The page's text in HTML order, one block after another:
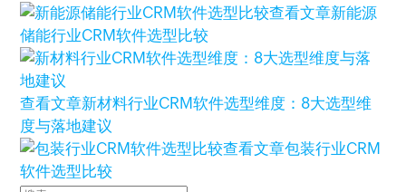
查看文章新能源
储能行业CRM软件选型比较
查看文章新材料行业CRM软件选型维度：8大选型维
度与落地建议
查看文章包装行业CRM
软件选型比较